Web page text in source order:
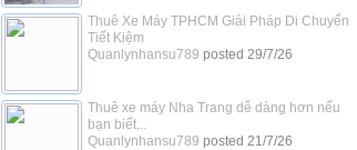
Thuê Xe Máy TPHCM Giải Pháp Di Chuyển
Tiết Kiệm
Quanlynhansu789 posted 29/7/26
Thuê xe máy Nha Trang dễ dàng hơn nếu
bạn biết...
Quanlynhansu789 posted 21/7/26